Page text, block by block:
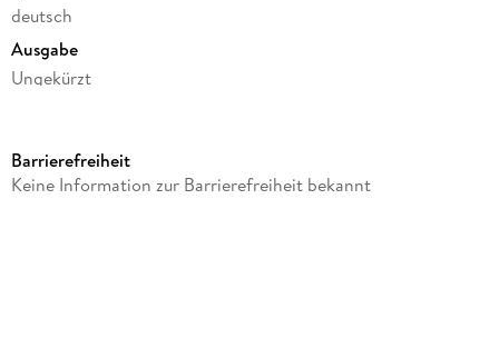
deutsch
Ausgabe
Ungekürzt
Laufzeit
Barrierefreiheit
Keine Information zur Barrierefreiheit bekannt